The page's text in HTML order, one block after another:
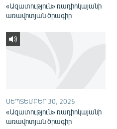
«Ազատություն» ռադիոկայանի
առավոտյան ծրագիր
ՍԵՊՏԵՄԲԵՐ 30, 2025
«Ազատություն» ռադիոկայանի
առավոտյան ծրագիր